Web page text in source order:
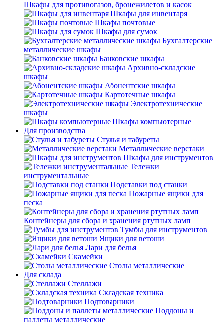
Шкафы для противогазов, бронежилетов и касок
Шкафы для инвентаря
Шкафы почтовые
Шкафы для сумок
Бухгалтерские
металлические шкафы
Банковские шкафы
Архивно-складские
шкафы
Абонентские шкафы
Картотечные шкафы
Электротехнические
шкафы
Шкафы компьютерные
Для производства
Стулья и табуреты
Металлические верстаки
Шкафы для инструментов
Тележки
инструментальные
Подставки под станки
Пожарные ящики для
песка
Контейнеры для сбора и хранения ртутных ламп
Тумбы для инструментов
Ящики для ветоши
Лари для белья
Скамейки
Столы металлические
Для склада
Стеллажи
Складская техника
Подтоварники
Поддоны и
паллеты металлические